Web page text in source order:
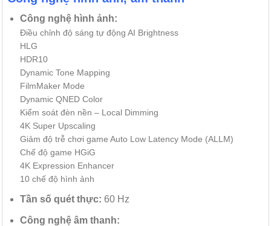
Công nghệ hình ảnh:
Điều chỉnh độ sáng tự động AI Brightness
HLG
HDR10
Dynamic Tone Mapping
FilmMaker Mode
Dynamic QNED Color
Kiểm soát đèn nền – Local Dimming
4K Super Upscaling
Giảm độ trễ chơi game Auto Low Latency Mode (ALLM)
Chế độ game HGiG
4K Expression Enhancer
10 chế độ hình ảnh
Tần số quét thực: 60 Hz
Công nghệ âm thanh: